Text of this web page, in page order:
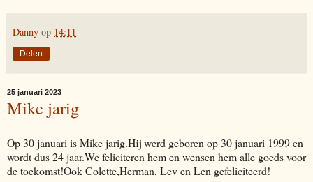
Danny op 14:11
Delen
25 januari 2023
Mike jarig
Op 30 januari is Mike jarig.Hij werd geboren op 30 januari 1999 en
wordt dus 24 jaar.We feliciteren hem en wensen hem alle goeds voor
de toekomst!Ook Colette,Herman, Lev en Len gefeliciteerd!